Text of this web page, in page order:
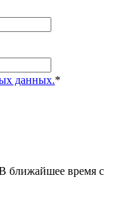
данных.*
ближайшее время с